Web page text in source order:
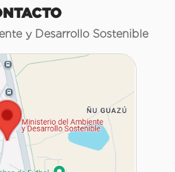
y Desarrollo Sostenible